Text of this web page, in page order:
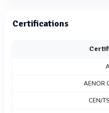
Certifications
AENOR
CEN/